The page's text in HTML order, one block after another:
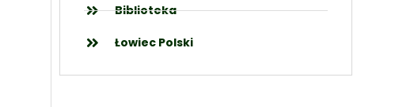
Biblioteka
Łowiec Polski